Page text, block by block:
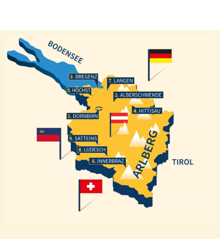
Dornbirn
Bregenz
Ludesch
Innerbraz
Alberschwende
Höchst